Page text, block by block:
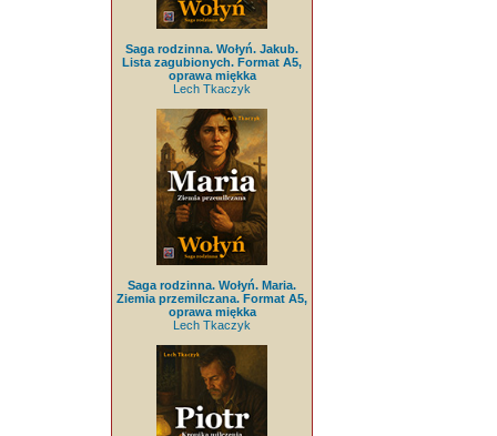
Saga rodzinna. Wołyń. Jakub.
Lista zagubionych. Format A5,
oprawa miękka
Lech Tkaczyk
Saga rodzinna. Wołyń. Maria.
Ziemia przemilczana. Format A5,
oprawa miękka
Lech Tkaczyk